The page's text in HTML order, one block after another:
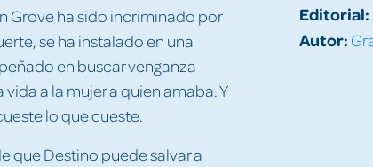
Grove ha sido incriminado por
se ha instalado en una
en buscar venganza
a la mujer a quien amaba. Y
lo que cueste.
que Destino puede salvar a
Editorial:
Autor: